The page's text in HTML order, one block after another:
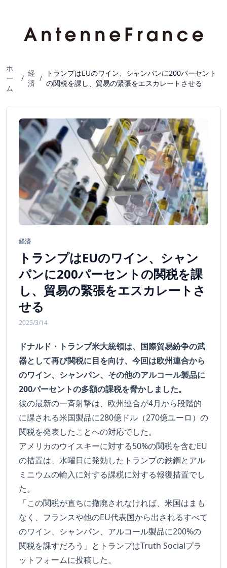
ホ
ー
ム
/
経
済
/
トランプはEUのワイン、シャンパンに200パーセント
の関税を課し、貿易の緊張をエスカレートさせる
経済
トランプはEUのワイン、シャン
パンに200パーセントの関税を課
し、貿易の緊張をエスカレートさ
せる
2025/3/14
ドナルド・トランプ米大統領は、国際貿易紛争の武
器として再び関税に目を向け、今回は欧州連合から
のワイン、シャンパン、その他のアルコール製品に
200パーセントの多額の課税を脅かしました。
彼の最新の一斉射撃は、欧州連合が4月から段階的
に課される米国製品に280億ドル（270億ユーロ）の
関税を発表したことへの対応でした。
アメリカのウイスキーに対する50%の関税を含むEU
の措置は、水曜日に発効したトランプの鉄鋼とアル
ミニウムの輸入に対する課税に対する報復措置でし
た。
「この関税が直ちに撤廃されなければ、米国はまも
なく、フランスや他のEU代表国から出されるすべて
のワイン、シャンパン、アルコール製品に200%の
関税を課すだろう」とトランプはTruth Socialプラ
ットフォームに投稿した。